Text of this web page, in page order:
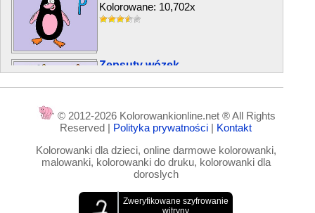
Kolorowane: 10,702x
Zepsuty wózek
Kolorowane: 3,895x
© 2012-2026 Kolorowankionline.net ® All Rights
Reserved | Polityka prywatności | Kontakt
Kolorowanki dla dzieci, online darmowe kolorowanki,
malowanki, kolorowanki do druku, kolorowanki dla
doroslych